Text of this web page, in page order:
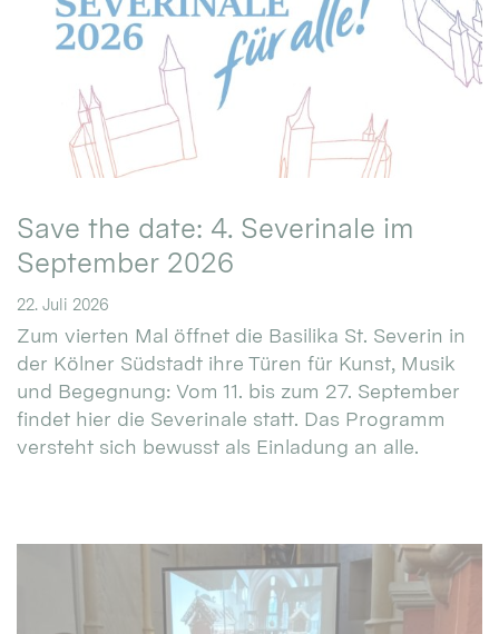
Save the date: 4. Severinale im
September 2026
22. Juli 2026
Zum vierten Mal öffnet die Basilika St. Severin in
der Kölner Südstadt ihre Türen für Kunst, Musik
und Begegnung: Vom 11. bis zum 27. September
findet hier die Severinale statt. Das Programm
versteht sich bewusst als Einladung an alle.